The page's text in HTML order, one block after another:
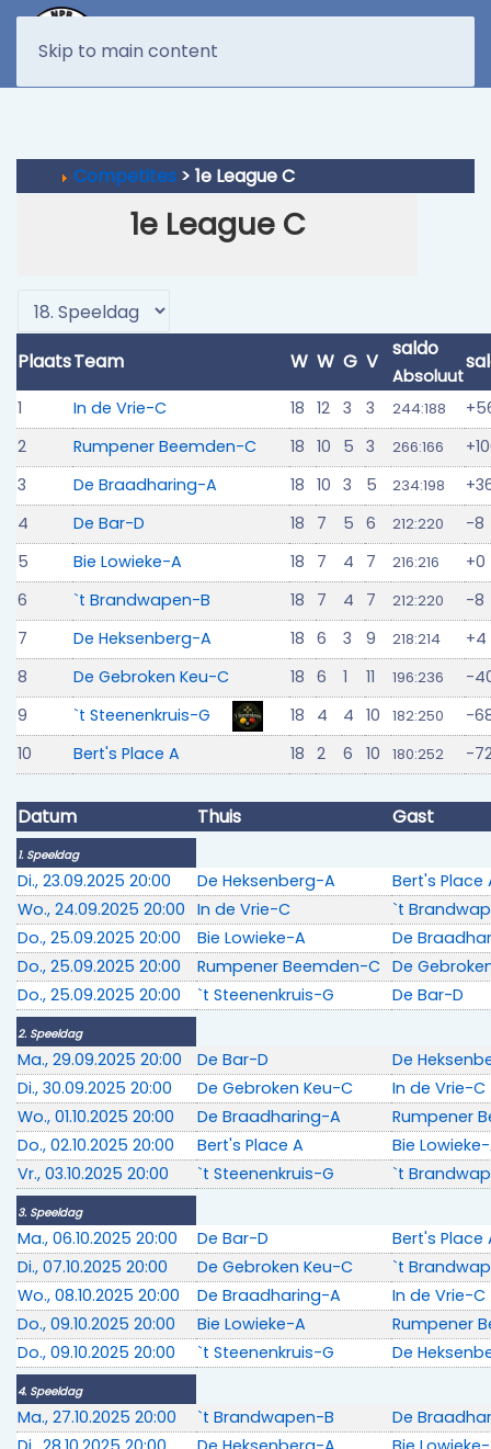
Skip to main content
Competites > 1e League C
1e League C
PlaatsTeam W W G V
saldo
Absoluut
1 In de Vrie-C 18 12 3 3 244:188
2
Rumpener Beemden-C 18 10 5 3 266:166
3
De Braadharing-A 18 10 3 5 234:198
4
De Bar-D 18 7 5 6 212:220
-8
5
Bie Lowieke-A 18 7 4 7 216:216
+0
6
`t Brandwapen-B 18 7 4 7 212:220
-8
7
De Heksenberg-A 18 6 3 9 218:214
+4
8
De Gebroken Keu-C 18 6 1 11 196:236
-
9
`t Steenenkruis-G 18 4 4 10 182:250
-
10
Bert's Place A 18 2 6 10 180:252 -
Datum Thuis Gast
1. Speeldag
Di., 23.09.2025 20:00 De Heksenberg-A
Bert's Place
Wo., 24.09.2025 20:00 In de Vrie-C
`t
Do., 25.09.2025 20:00
Bie Lowieke-A
De
Do., 25.09.2025 20:00
Rumpener Beemden-C De
Do., 25.09.2025 20:00
`t Steenenkruis-G De Bar-D
2. Speeldag
Ma., 29.09.2025 20:00 De Bar-D
De
Di., 30.09.2025 20:00
De Gebroken Keu-C
In de Vrie-C
Wo., 01.10.2025 20:00
De Braadharing-A
Rumpener
Do., 02.10.2025 20:00
Bert's Place A
Bie
Vr., 03.10.2025 20:00
`t Steenenkruis-G `t
3. Speeldag
Ma., 06.10.2025 20:00 De Bar-D
Bert's Place
Di., 07.10.2025 20:00
De Gebroken Keu-C
`t
Wo., 08.10.2025 20:00
De Braadharing-A
In de Vrie-C
Do., 09.10.2025 20:00
Bie Lowieke-A
Rumpener
Do., 09.10.2025 20:00
`t Steenenkruis-G De
4. Speeldag
Ma., 27.10.2025 20:00 `t Brandwapen-B
De